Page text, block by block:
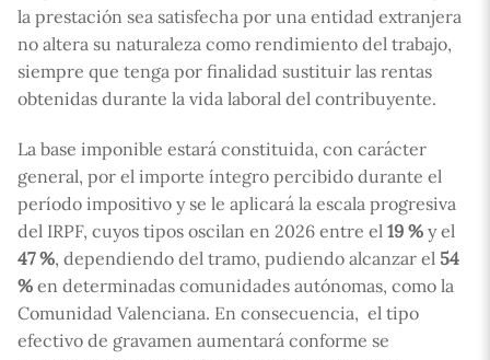
la prestación sea satisfecha por una entidad extranjera
no altera su naturaleza como rendimiento del trabajo,
siempre que tenga por finalidad sustituir las rentas
obtenidas durante la vida laboral del contribuyente.
La base imponible estará constituida, con carácter
general, por el importe íntegro percibido durante el
período impositivo y se le aplicará la escala progresiva
del IRPF, cuyos tipos oscilan en 2026 entre el 19 % y el
47 %, dependiendo del tramo, pudiendo alcanzar el 54
% en determinadas comunidades autónomas, como la
Comunidad Valenciana. En consecuencia, el tipo
efectivo de gravamen aumentará conforme se